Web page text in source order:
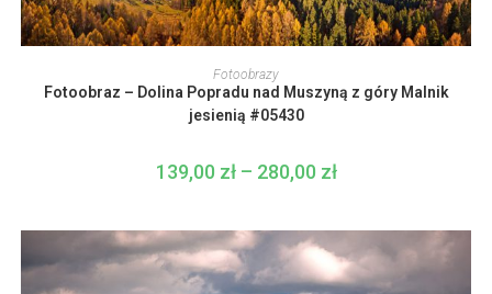
WYBIERZ OPCJE
Ten
produkt
ma
wiele
wariantów.
na
Fotoobrazy
Fotoobraz – Dolina Popradu nad Muszyną z góry Malnik
jesienią #05430
139,00 zł – 280,00 złZakres
cen:
do